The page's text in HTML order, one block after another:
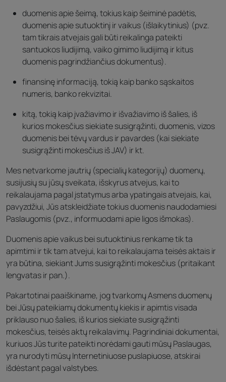
duomenis apie šeimą, tokius kaip šeiminė padėtis,
duomenis apie sutuoktinį ir vaikus (išlaikytinius) (pvz.
tam tikrais atvejais gali būti reikalinga pateikti
santuokos liudijimą, vaiko gimimo liudijimą ir kitus
duomenis pagrindžiančius dokumentus).
finansinę informaciją, tokią kaip banko sąskaitos
numeris, banko rekvizitai.
kitą, tokią kaip įvažiavimo ir išvažiavimo iš šalies, iš
kurios mokesčius siekiate susigrąžinti, duomenis, vizos
duomenis bei tėvų vardus ir pavardes (kai siekiate
susigrąžinti mokesčius iš JAV) ir kt.
Mes netvarkome jautrių (specialių kategorijų) duomenų,
susijusių su jūsų sveikata, išskyrus atvejus, kai to
reikalaujama pagal įstatymus arba ypatingais atvejais, kai,
pavyzdžiui, Jūs atskleidžiate tokius duomenis naudodamiesi
Paslaugomis (pvz., informuodami apie ligos išmokas).
Duomenis apie vaikus bei sutuoktinius renkame tik ta
apimtimi ir tik tam atvejui, kai to reikalaujama teisės aktais ir
yra būtina, siekiant Jums susigrąžinti mokesčius (pritaikant
lengvatas ir pan.).
Pakartotinai paaiškiname, jog tvarkomų Asmens duomenų
bei Jūsų pateikiamų dokumentų kiekis ir apimtis visada
priklauso nuo šalies, iš kurios siekiate susigrąžinti
mokesčius, teisės aktų reikalavimų. Pagrindiniai dokumentai,
kuriuos Jūs turite pateikti norėdami gauti mūsų Paslaugas,
yra nurodyti mūsų Internetiniuose puslapiuose, atskirai
išdėstant pagal valstybes.